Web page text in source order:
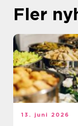
Fler
13. juni 2026